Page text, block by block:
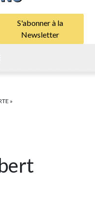
S'abonner à la
Newsletter
»